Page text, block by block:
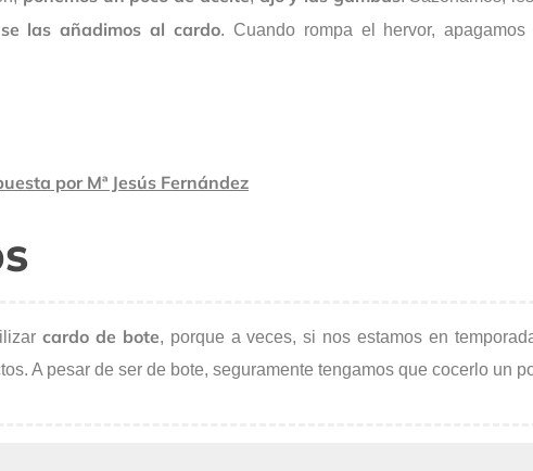
se las añadimos al cardo. Cuando rompa el hervor,
por Mª Jesús Fernández
cardo de bote, porque a veces, si nos estamos en
A pesar de ser de bote, seguramente tengamos que cocerlo un